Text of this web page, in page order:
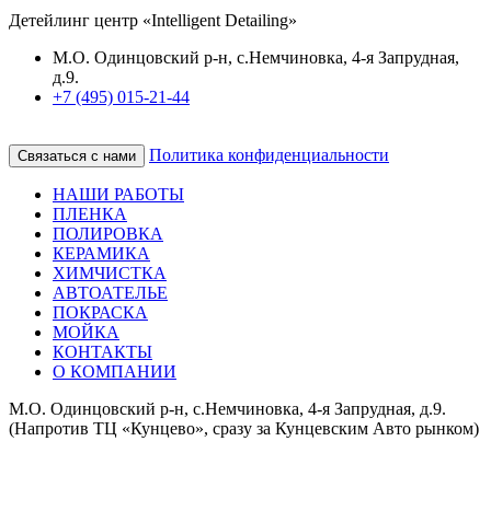
Детейлинг центр «Intelligent Detailing»
М.О. Одинцовский р-н, с.Немчиновка, 4-я Запрудная,
д.9.
+7 (495) 015-21-44
Связаться с нами Политика конфиденциальности
НАШИ РАБОТЫ
ПЛЕНКА
ПОЛИРОВКА
КЕРАМИКА
ХИМЧИСТКА
АВТОАТЕЛЬЕ
ПОКРАСКА
МОЙКА
КОНТАКТЫ
О КОМПАНИИ
М.О. Одинцовский р-н, с.Немчиновка, 4-я Запрудная, д.9.
(Напротив ТЦ «Кунцево», сразу за Кунцевским Авто рынком)